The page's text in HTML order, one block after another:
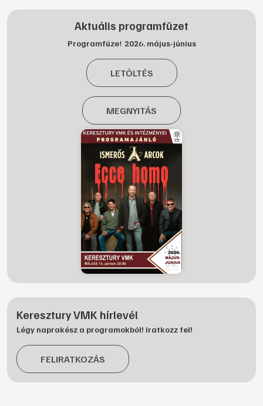
Aktuális programfüzet
Programfüzet 2026. május-június
LETÖLTÉS
MEGNYITÁS
Keresztury VMK hírlevél
Légy naprakész a programokból! Iratkozz fel!
FELIRATKOZÁS